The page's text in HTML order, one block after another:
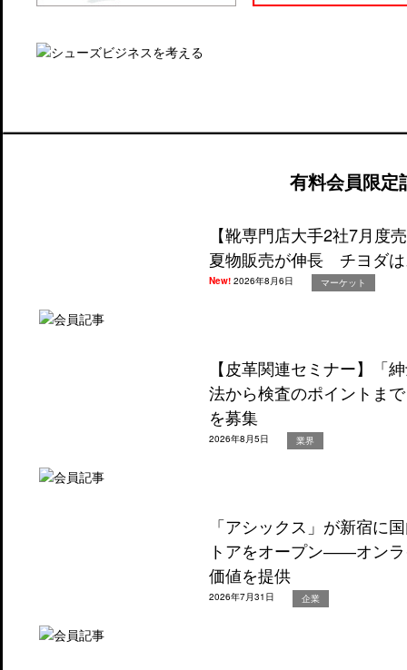
有料会員限定
【靴専門店大手2社7月度
夏物販売が伸長 チヨダ
New!2026年8月6日 マーケット
【皮革関連セミナー】「
法から検査のポイントま
を募集
2026年8月5日 業界
「アシックス」が新宿に
トアをオープン――オン
価値を提供
2026年7月31日 企業